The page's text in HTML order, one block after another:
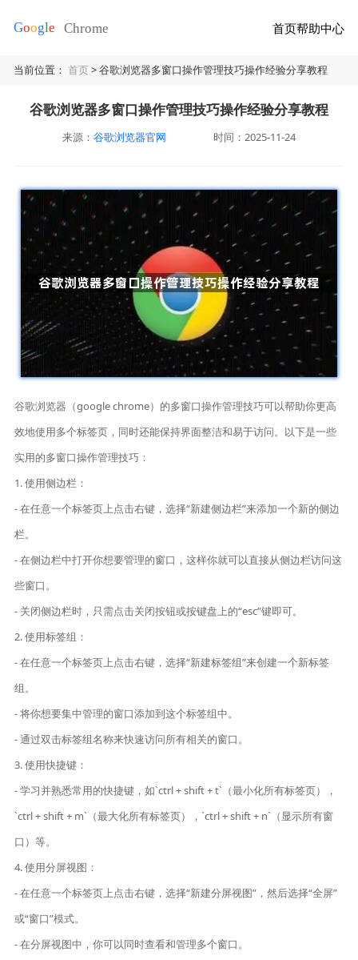
首页帮助中心
当前位置：首页> 谷歌浏览器多窗口操作管理技巧操作经验分享教程
谷歌浏览器多窗口操作管理技巧操作经验分享教程
来源： 谷歌浏览器官网 时间：2025-11-24
谷歌浏览器（google chrome）的多窗口操作管理技巧可以帮助你更高
效地使用多个标签页，同时还能保持界面整洁和易于访问。以下是一些
实用的多窗口操作管理技巧：
1. 使用侧边栏：
- 在任意一个标签页上点击右键，选择“新建侧边栏”来添加一个新的侧边
栏。
- 在侧边栏中打开你想要管理的窗口，这样你就可以直接从侧边栏访问这
些窗口。
- 关闭侧边栏时，只需点击关闭按钮或按键盘上的“esc”键即可。
2. 使用标签组：
- 在任意一个标签页上点击右键，选择“新建标签组”来创建一个新标签
组。
- 将你想要集中管理的窗口添加到这个标签组中。
- 通过双击标签组名称来快速访问所有相关的窗口。
3. 使用快捷键：
- 学习并熟悉常用的快捷键，如`ctrl + shift + t`（最小化所有标签页），
`ctrl + shift + m`（最大化所有标签页），`ctrl + shift + n`（显示所有窗
口）等。
4. 使用分屏视图：
- 在任意一个标签页上点击右键，选择“新建分屏视图”，然后选择“全屏”
或“窗口”模式。
- 在分屏视图中，你可以同时查看和管理多个窗口。